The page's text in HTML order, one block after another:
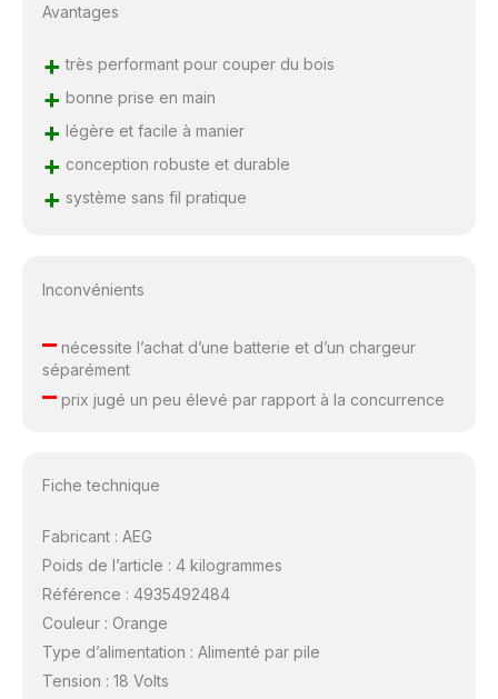
Avantages
+ très performant pour couper du bois
+ bonne prise en main
+ légère et facile à manier
+ conception robuste et durable
+ système sans fil pratique
Inconvénients
–nécessite l’achat d’une batterie et d’un chargeur
séparément
–prix jugé un peu élevé par rapport à la concurrence
Fiche technique
Fabricant : AEG
Poids de l’article : 4 kilogrammes
Référence : 4935492484
Couleur : Orange
Type d’alimentation : Alimenté par pile
Tension : 18 Volts